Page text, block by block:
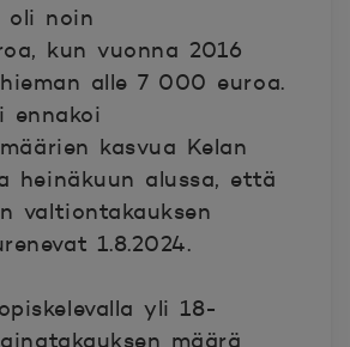
oli noin
kun vuonna 2016
alle 7 000 euroa.
ennakoi
kasvua Kelan
heinäkuun alussa, että
valtiontakauksen
1.8.2024.
yli 18-
määrä